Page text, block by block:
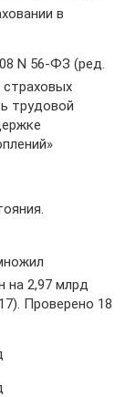
в
N 56-ФЗ (ред.
страховых
трудовой
на 2,97 млрд
Проверено 18